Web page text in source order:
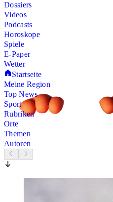
Dossiers
Videos
Podcasts
Horoskope
Spiele
E-Paper
Wetter
Startseite
Meine Region
Top News
Sport
Rubriken
Orte
Themen
Autoren